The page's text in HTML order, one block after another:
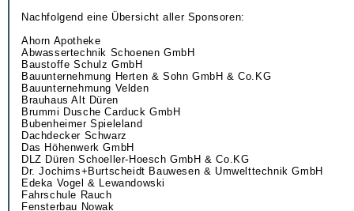
Nachfolgend eine Übersicht aller Sponsoren:
Ahorn Apotheke
Abwassertechnik Schoenen GmbH
Baustoffe Schulz GmbH
Bauunternehmung Herten & Sohn GmbH & Co.KG
Bauunternehmung Velden
Brauhaus Alt Düren
Brummi Dusche Carduck GmbH
Bubenheimer Spieleland
Dachdecker Schwarz
Das Höhenwerk GmbH
DLZ Düren Schoeller-Hoesch GmbH & Co.KG
Dr. Jochims+Burtscheidt Bauwesen & Umwelttechnik GmbH
Edeka Vogel & Lewandowski
Fahrschule Rauch
Fensterbau Nowak